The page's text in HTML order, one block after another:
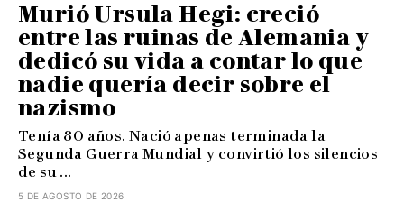
Murió Ursula Hegi: creció
entre las ruinas de Alemania y
dedicó su vida a contar lo que
nadie quería decir sobre el
nazismo
Tenía 80 años. Nació apenas terminada la
Segunda Guerra Mundial y convirtió los silencios
de su ...
5 DE AGOSTO DE 2026